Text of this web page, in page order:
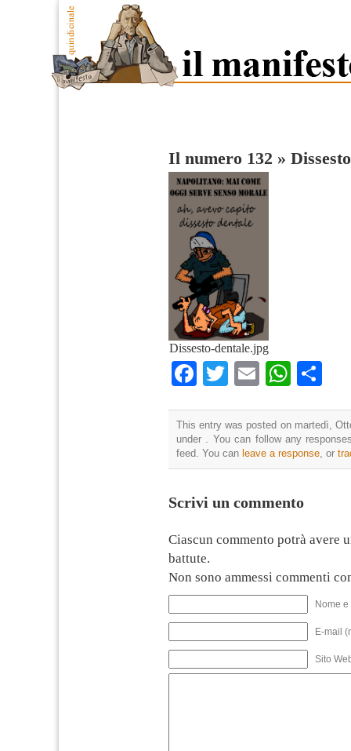
Il numero 132 »
Dissesto-dentale.jpg
Facebook
TwitterEmail
This entry was posted on martedì,
under . You can follow any
feed. You can leave a response, or
Scrivi un commento
Ciascun commento potrà avere
battute.
Non sono ammessi commenti
Nome
E-mail
Sito